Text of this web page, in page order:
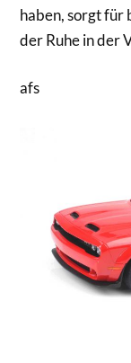
haben, sorgt für
der Ruhe in der
afs